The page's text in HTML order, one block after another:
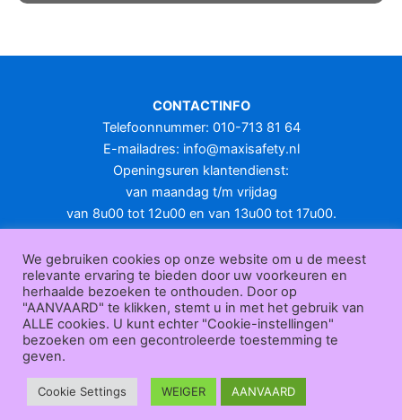
variaties.
optie
gekozen
worden
op
productpagina
CONTACTINFO
Telefoonnummer: 010-713 81 64
E-mailadres: info@maxisafety.nl
Openingsuren klantendienst:
van maandag t/m vrijdag
van 8u00 tot 12u00 en van 13u00 tot 17u00.
KLANTENSERVICE
Over
ons|Bedrijfsgegevens| F.A.Q.|Bestelprocedure | Betaling
ending | Retourneren|Herroepingsrecht|Herroepingsfunctie
ederverkoop|Bedrukken|Contact
Algemene voorwaarden
Maxisafety.nl © 2026
We gebruiken cookies op onze website om u de meest
relevante ervaring te bieden door uw voorkeuren en
herhaalde bezoeken te onthouden. Door op
"AANVAARD" te klikken, stemt u in met het gebruik van
ALLE cookies. U kunt echter "Cookie-instellingen"
bezoeken om een gecontroleerde toestemming te
geven.
Cookie Settings WEIGER AANVAARD